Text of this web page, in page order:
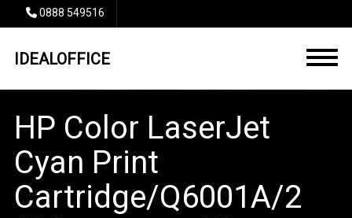
0888 549516
IDEALOFFICE
HP Color LaserJet
Cyan Print
Cartridge/Q6001A/2